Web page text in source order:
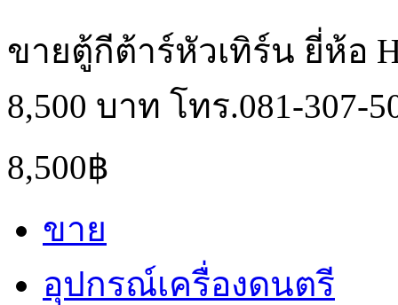
ขายตู้กีต้าร์หัวเทิร์น ยี่ห้อ
8,500 บาท โทร.081-307-
8,500฿
ขาย
อุปกรณ์เครื่องดนตรี